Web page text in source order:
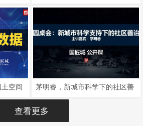
业实现数规合一
空间
茅明睿，新城市科学下的社区善
治
查看更多